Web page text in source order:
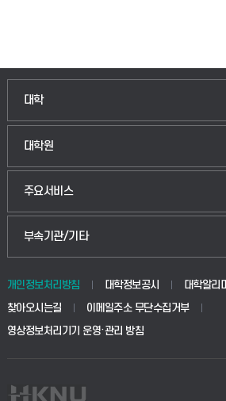
대학
인문융합공공인재학부
법경영학부
생명공학부
사회안전시스템공학부
대학원
일반대학원
산업대학원
공공정책대학원
교육대학원
주요서비스
입학안내
웹메일
학사시스템(전문학사 및 전공심화)
사이버캠퍼스(전문학사 및 전공심화)
부속기관/기타
중앙도서관
학생생활관(안성)
개인정보처리방침 대학정보공시 대학알리미
찾아오시는길
이메일주소 무단수집거부
영상정보처리기기 운영·관리 방침